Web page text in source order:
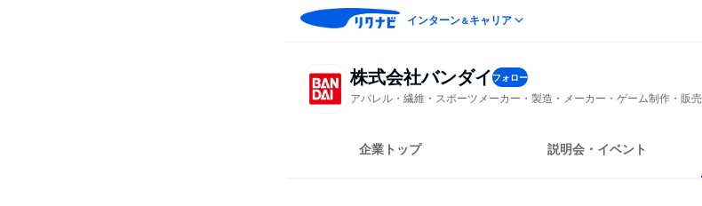
インターン＆キャリア
株式会社バンダイフォロー
アパレル・繊維・スポーツメーカー・製造・メーカー・ゲーム制作・販売
企業トップ 説明会・イベント